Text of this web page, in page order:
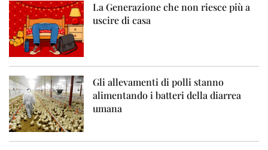
La Generazione che non riesce più a
uscire di casa
Gli allevamenti di polli stanno
alimentando i batteri della diarrea
umana